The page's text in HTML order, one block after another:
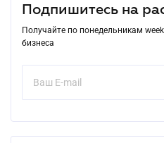
Подпишитесь на
Получайте по понедельникам
бизнеса